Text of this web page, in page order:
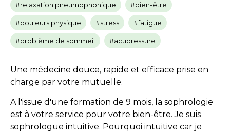
#relaxation pneumophonique #bien-être
#douleurs physique #stress #fatigue
#problème de sommeil #acupressure
Une médecine douce, rapide et efficace prise en
charge par votre mutuelle.
A l'issue d'une formation de 9 mois, la sophrologie
est à votre service pour votre bien-être. Je suis
sophrologue intuitive. Pourquoi intuitive car je